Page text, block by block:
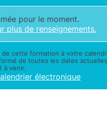
pour le moment.
plus de renseignements.
cette formation à votre
de toutes les dates actuelles
à venir.
électronique